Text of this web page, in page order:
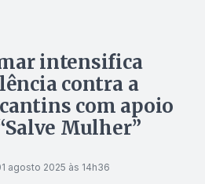
intensifica
contra a
com apoio
Mulher”
agosto 2025 às 14h36